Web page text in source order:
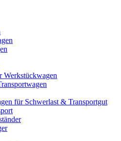
Werkstückwagen
für Schwerlast & Transportgut